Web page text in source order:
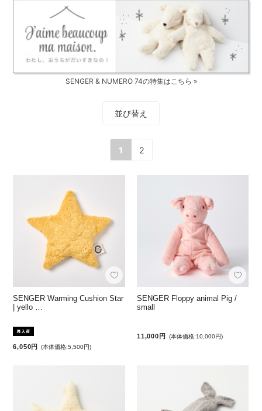
SENGER & NUMERO 74の特集はこちら »
並び替え
1 2
SENGER Warming Cushion Star
| yello …
6,050円 (本体価格:5,500円)
SENGER Floppy animal Pig /
small
11,000円 (本体価格:10,000円)